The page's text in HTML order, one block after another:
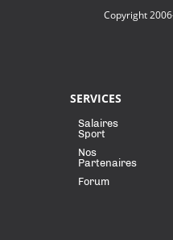
Copyright
SERVICES
Salaires
Sport
Nos
Partenaires
Forum